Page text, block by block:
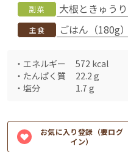
副菜 大根ときゅう
主食 ごはん（180g）
・ エネルギー 572 kcal
・ たんぱく質 22.2 g
・ 塩分 1.7 g
お気に入り登録（要ログ
イン）